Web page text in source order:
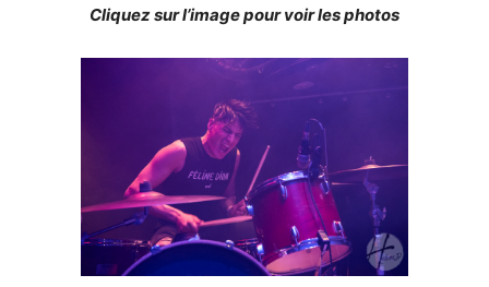
Cliquez sur l’image pour voir les photos